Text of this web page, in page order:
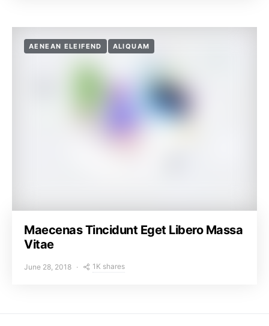
AENEAN ELEIFEND ALIQUAM
Maecenas Tincidunt Eget Libero Massa
Vitae
June 28, 2018 1K shares